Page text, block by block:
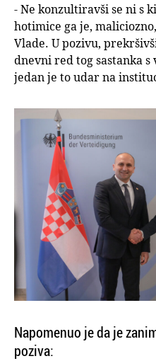
- Ne konzultiravši se ni s
hotimice ga je,
Vlade. U pozivu,
dnevni red tog sastanka
jedan je to udar na
Napomenuo je da je
poziva: